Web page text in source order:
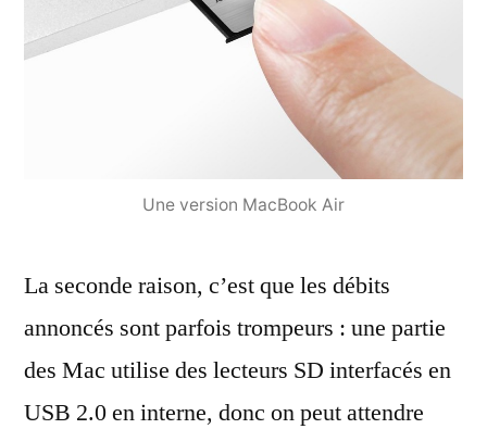
Une version MacBook Air
La seconde raison, c’est que les débits
annoncés sont parfois trompeurs : une partie
des Mac utilise des lecteurs SD interfacés en
USB 2.0 en interne, donc on peut attendre